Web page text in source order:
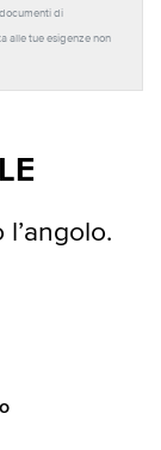
di
alle tue esigenze non